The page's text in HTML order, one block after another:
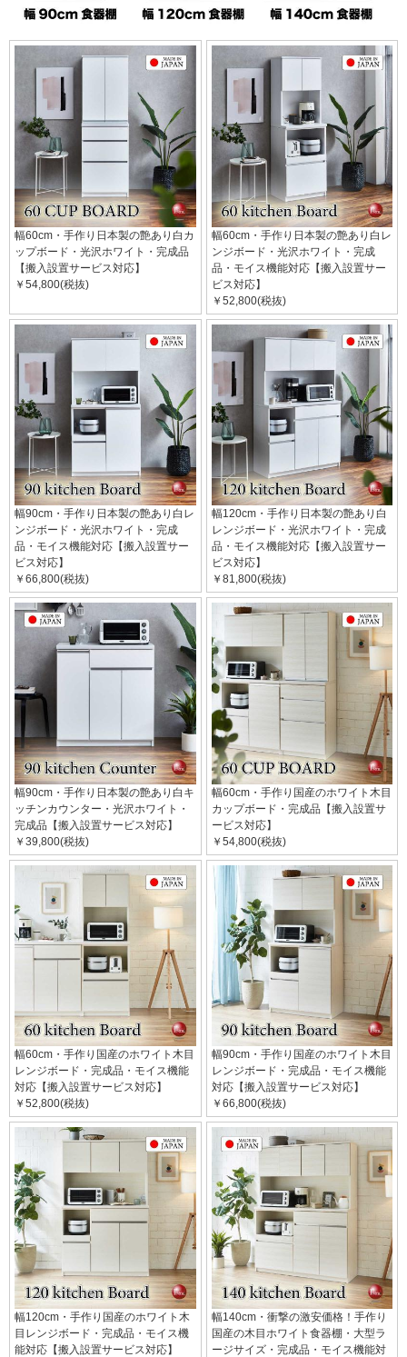
幅60cm・手作り日本製の艶あり白カ
ップボード・光沢ホワイト・完成品
【搬入設置サービス対応】
￥54,800(税抜)
幅60cm・手作り日本製の艶あり白レ
ンジボード・光沢ホワイト・完成
品・モイス機能対応【搬入設置サー
ビス対応】
￥52,800(税抜)
幅90cm・手作り日本製の艶あり白レ
ンジボード・光沢ホワイト・完成
品・モイス機能対応【搬入設置サー
ビス対応】
￥66,800(税抜)
幅120cm・手作り日本製の艶あり白
レンジボード・光沢ホワイト・完成
品・モイス機能対応【搬入設置サー
ビス対応】
￥81,800(税抜)
幅90cm・手作り日本製の艶あり白キ
ッチンカウンター・光沢ホワイト・
完成品【搬入設置サービス対応】
￥39,800(税抜)
幅60cm・手作り国産のホワイト木目
カップボード・完成品【搬入設置サ
ービス対応】
￥54,800(税抜)
幅60cm・手作り国産のホワイト木目
レンジボード・完成品・モイス機能
対応【搬入設置サービス対応】
￥52,800(税抜)
幅90cm・手作り国産のホワイト木目
レンジボード・完成品・モイス機能
対応【搬入設置サービス対応】
￥66,800(税抜)
幅120cm・手作り国産のホワイト木
目レンジボード・完成品・モイス機
能対応【搬入設置サービス対応】
幅140cm・衝撃の激安価格！手作り
国産の木目ホワイト食器棚・大型ラ
ージサイズ・完成品・モイス機能対